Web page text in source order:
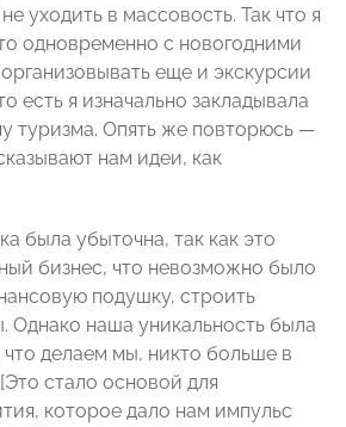
уходить в массовость. Так что я
одновременно с новогодними
еще и экскурсии
есть я изначально закладывала
туризма. Опять же повторюсь —
нам идеи, как
была убыточна, так как это
бизнес, что невозможно было
подушку, строить
Однако наша уникальность была
делаем мы, никто больше в
стало основой для
которое дало нам импульс